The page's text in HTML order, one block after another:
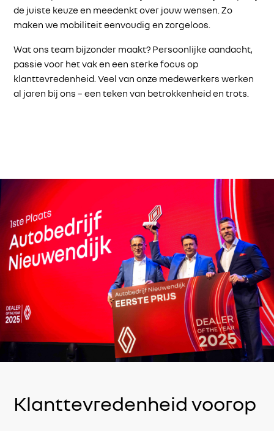
de juiste keuze en meedenkt over jouw wensen. Zo
maken we mobiliteit eenvoudig en zorgeloos.
Wat ons team bijzonder maakt? Persoonlijke aandacht,
passie voor het vak en een sterke focus op
klanttevredenheid. Veel van onze medewerkers werken
al jaren bij ons – een teken van betrokkenheid en trots.
Klanttevredenheid voorop